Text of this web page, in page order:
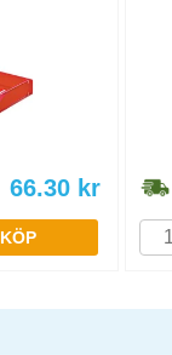
66.30 kr
KÖP